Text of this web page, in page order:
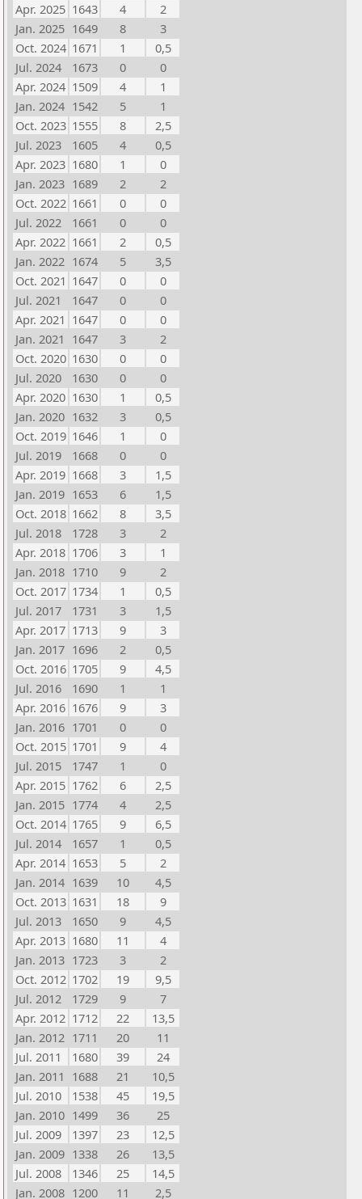
Apr. 2025 1643 4
2
Jan. 2025 1649 8
3
Oct. 2024 1671 1
0,5
Jul. 2024
1673 0
0
Apr. 2024 1509 4
1
Jan. 2024 1542 5
1
Oct. 2023 1555 8
2,5
Jul. 2023
1605 4
0,5
Apr. 2023 1680 1
0
Jan. 2023 1689 2
2
Oct. 2022 1661 0
0
Jul. 2022
1661 0
0
Apr. 2022 1661 2
0,5
Jan. 2022 1674 5
3,5
Oct. 2021 1647 0
0
Jul. 2021
1647 0
0
Apr. 2021 1647 0
0
Jan. 2021 1647 3
2
Oct. 2020 1630 0
0
Jul. 2020
1630 0
0
Apr. 2020 1630 1
0,5
Jan. 2020 1632 3
0,5
Oct. 2019 1646 1
0
Jul. 2019
1668 0
0
Apr. 2019 1668 3
1,5
Jan. 2019 1653 6
1,5
Oct. 2018 1662 8
3,5
Jul. 2018
1728 3
2
Apr. 2018 1706 3
1
Jan. 2018 1710 9
2
Oct. 2017 1734 1
0,5
Jul. 2017
1731 3
1,5
Apr. 2017 1713 9
3
Jan. 2017 1696 2
0,5
Oct. 2016 1705 9
4,5
Jul. 2016
1690 1
1
Apr. 2016 1676 9
3
Jan. 2016 1701 0
0
Oct. 2015 1701 9
4
Jul. 2015
1747 1
0
Apr. 2015 1762 6
2,5
Jan. 2015 1774 4
2,5
Oct. 2014 1765 9
6,5
Jul. 2014
1657 1
0,5
Apr. 2014 1653 5
2
Jan. 2014 1639 10
4,5
Oct. 2013 1631 18
9
Jul. 2013
1650 9
4,5
Apr. 2013 1680 11
4
Jan. 2013 1723 3
2
Oct. 2012 1702 19
9,5
Jul. 2012
1729 9
7
Apr. 2012 1712 22
13,5
Jan. 2012 1711 20
11
Jul. 2011
1680 39
24
Jan. 2011 1688 21
10,5
Jul. 2010
1538 45
19,5
Jan. 2010 1499 36
25
Jul. 2009
1397 23
12,5
Jan. 2009 1338 26
13,5
Jul. 2008
1346 25
14,5
Jan. 2008 1200 11 2,5